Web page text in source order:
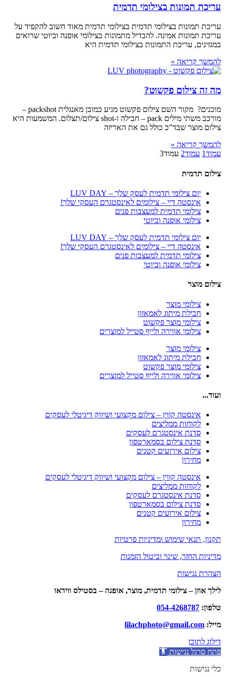
עריכת תמונות בצילומי תדמית
עריכת תמונות בצילומי תדמית בצילומי תדמית מאוד חשוב להקפיד על
עריכת תמונות אמינה. להבדיל מתמונות בצילומי אופנה וביוטי שרואים
במגזינים, עריכת התמונות בצילומי תדמית היא
להמשך קריאה »
מה זה צילום פקשוט?
מוכנים? מקור השם צילום פקשוט מגיע כמובן מאנגלית packshot –
מורכב משתי מילים pack – חבילה ו-shot צילום/תצלום. המשמעות היא
צילום מוצר שבד”כ כולל גם את האריזה
להמשך קריאה »
עמוד1 עמוד2 עמוד3
צילום תדמית
יום צילומי תדמית לעסק שלך – LUV DAY
אינסטה דיי – צילומים לאינסטגרם העסקי שלך!
צילומי תדמית למעצבות פנים
צילומי אופנה וביוטי
יום צילומי תדמית לעסק שלך – LUV DAY
אינסטה דיי – צילומים לאינסטגרם העסקי שלך!
צילומי תדמית למעצבות פנים
צילומי אופנה וביוטי
צילום מוצר
צילומי מוצר
חבילת מיתוג לאמאזון‎
צילומי מוצר פקשוט
צילומי אווירה ולייף סטייל למוצרים
צילומי מוצר
חבילת מיתוג לאמאזון‎
צילומי מוצר פקשוט
צילומי אווירה ולייף סטייל למוצרים
ועוד...
אינסטה קווין – צילום מקצועי ושיווק דיגיטלי לעסקים
לקוחות ממליצים
סדנת אינסטגרם לעסקים
סדנת צילום בסמארטפון
צילום אירועים קטנים
מחירון
אינסטה קווין – צילום מקצועי ושיווק דיגיטלי לעסקים
לקוחות ממליצים
סדנת אינסטגרם לעסקים
סדנת צילום בסמארטפון
צילום אירועים קטנים
מחירון
תקנון, תנאי שימוש ומדיניות פרטיות
מדיניות החזר, שינוי וביטול הזמנות
הצהרת נגישות
לילך אוזן – צילומי תדמית, מוצר, אופנה – בסטילס ווידאו
טלפון: 054-4268787
מייל: lilachphoto@gmail.com
דילוג לתוכן
פתח סרגל נגישות
כלי נגישות